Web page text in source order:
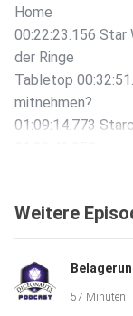
Home
00:22:23.156
der Ringe
Tabletop
mitnehmen?
01:09:14.773
für die
02:28:20.779
Omentide
FDM Druck bei
Weitere
57 Minuten